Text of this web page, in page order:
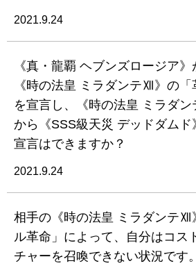
2021.9.24
《真・龍覇 ヘブンズロージア》
《時の法皇 ミラダンテⅫ》の「
を宣言し、《時の法皇 ミラダ
から《SSS級天災 デッドダム
宣言はできますか？
2021.9.24
相手の《時の法皇 ミラダンテⅫ
ル革命」によって、自分はコス
チャーを召喚できない状況です